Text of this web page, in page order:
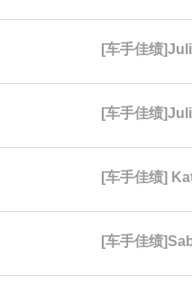
[车手佳绩
[车手佳绩
[车手佳绩]
[车手佳绩